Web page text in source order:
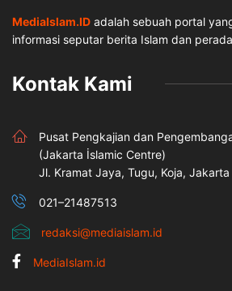
MediaIslam.ID adalah sebuah portal
informasi seputar berita Islam dan
Kontak Kami
Pusat Pengkajian dan
(Jakarta İslamic Centre)
Jl. Kramat Jaya, Tugu, Koja,
021–21487513
redaksi@mediaislam.id
MediaIslam.id